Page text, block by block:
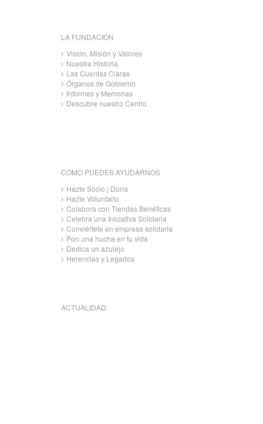
LA FUNDACIÓN
Visión, Misión y Valores
Nuestra Historia
Las Cuentas Claras
Órganos de Gobierno
Informes y Memorias
Descubre nuestro Centro
CÓMO PUEDES AYUDARNOS
Hazte Socio | Dona
Hazte Voluntario
Colabora con Tiendas Benéficas
Celebra una Iniciativa Solidaria
Conviértete en empresa solidaria
Pon una hucha en tu vida
Dedica un azulejo
Herencias y Legados
ACTUALIDAD